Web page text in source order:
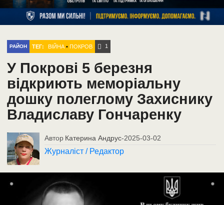
РАЙОН ТЕГ: ВІЙНА •ПОКРОВ 1
У Покрові 5 березня
відкриють меморіальну
дошку полеглому Захиснику
Владиславу Гончаренку
Автор Катерина Андрус-2025-03-02
Журналіст / Редактор